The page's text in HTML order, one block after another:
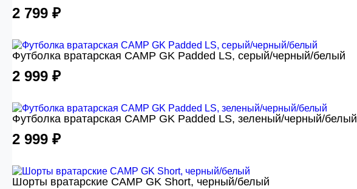
2 799 ₽
Футболка вратарская CAMP GK Padded LS, серый/черный/белый
2 999 ₽
Футболка вратарская CAMP GK Padded LS, зеленый/черный/белый
2 999 ₽
Шорты вратарские CAMP GK Short, черный/белый